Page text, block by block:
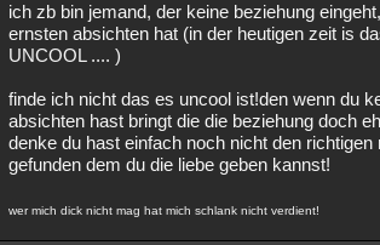
ich zb bin jemand, der keine beziehung
ernsten absichten hat (in der heutigen zeit is
UNCOOL .... )
finde ich nicht das es uncool ist!den wenn du
absichten hast bringt die die beziehung doch
denke du hast einfach noch nicht den richtigen
gefunden dem du die liebe geben kannst!
wer mich dick nicht mag hat mich schlank nicht verdient!